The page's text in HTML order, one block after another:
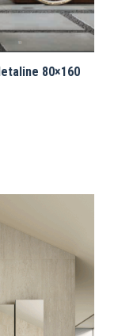
80×160